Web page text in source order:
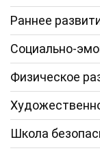
Раннее
Социально-
Физическое
Школа